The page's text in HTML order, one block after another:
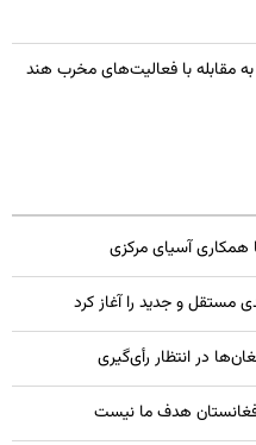
مقابله با فعالیت‌های مخرب هند
همکاری آسیای مرکزی
مستقل و جدید را آغاز کرد
در انتظار رأی‌گیری
هدف ما نیست